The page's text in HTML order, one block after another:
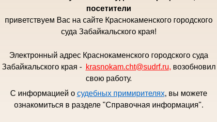
посетители
приветствуем Вас на сайте Краснокаменского городского
суда Забайкальского края!
Электронный адрес Краснокаменского городского суда
Забайкальского края - krasnokam.cht@sudrf.ru, возобновил
свою работу.
С информацией о судебных примирителях, вы можете
ознакомиться в разделе "Справочная информация".